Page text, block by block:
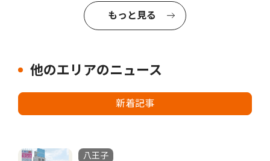
もっと見る
他のエリアのニュース
新着記事
八王子